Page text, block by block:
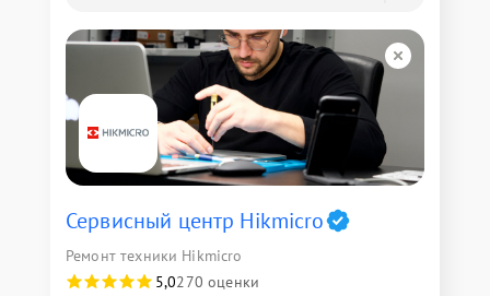
Сервисный центр Hikmicro
Ремонт техники Hikmicro
5,0270 оценки